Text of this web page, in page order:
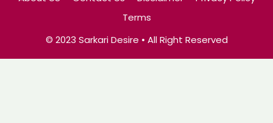
Terms
© 2023 Sarkari Desire • All Right Reserved